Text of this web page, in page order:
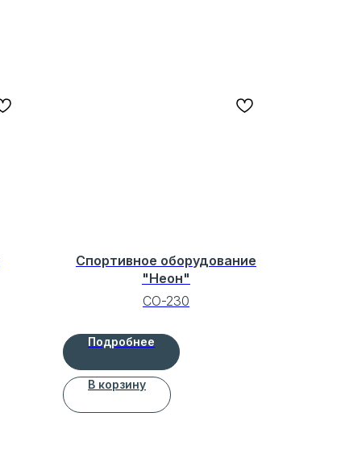
Спортивное оборудование
"Неон"
СО-230
Подробнее
В корзину